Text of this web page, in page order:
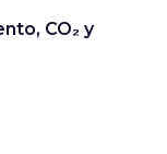
CO₂ y